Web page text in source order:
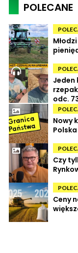
POLECANE
Jeden
odc.
Nowy
Czy
Ceny